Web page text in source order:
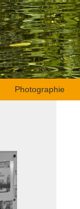
Photographie